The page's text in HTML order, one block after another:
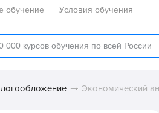
обучение Условия обучения
Экономический